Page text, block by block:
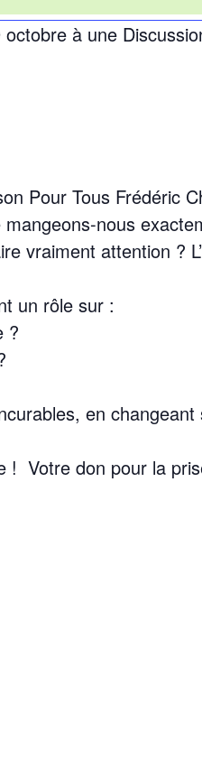
à une
Pour Tous Frédéric
nous
vraiment attention ?
un rôle sur :
?
en changeant
! Votre don pour la